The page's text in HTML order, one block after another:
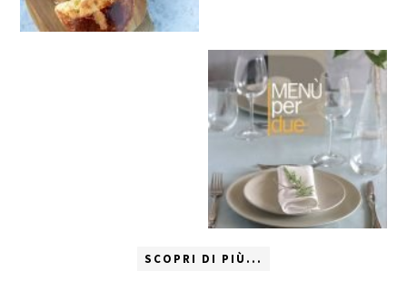
SCOPRI DI PIÙ...